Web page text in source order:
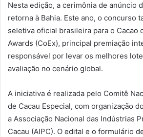
Nesta edição, a cerimônia de anúncio
retorna à Bahia. Este ano, o concurso
seletiva oficial brasileira para o Cacao
Awards (CoEx), principal premiação
responsável por levar os melhores
avaliação no cenário global.
A iniciativa é realizada pelo Comitê
de Cacau Especial, com organização
a Associação Nacional das Indústrias
Cacau (AIPC). O edital e o formulário